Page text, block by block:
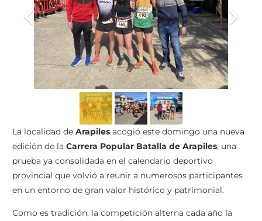
La localidad de Arapiles acogió este domingo una nueva
edición de la Carrera Popular Batalla de Arapiles, una
prueba ya consolidada en el calendario deportivo
provincial que volvió a reunir a numerosos participantes
en un entorno de gran valor histórico y patrimonial.
Como es tradición, la competición alterna cada año la